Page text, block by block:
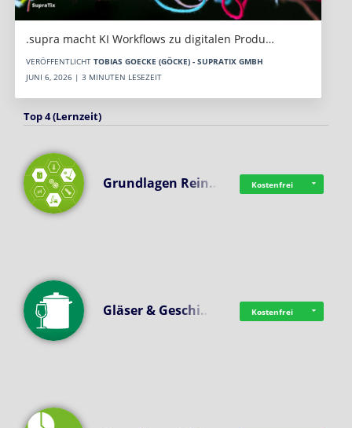
.supra macht KI Workflows zu digitalen Produ…
VERÖFFENTLICHT TOBIAS GOECKE (GÖCKE) - SUPRATIX GMBH
JUNI 6, 2026 | 3 MINUTEN LESEZEIT
Top 4 (Lernzeit)
Grundlagen Rein… Kostenfrei
Gläser & Geschi… Kostenfrei